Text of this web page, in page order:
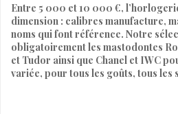
Entre 5 000 et 10 000 €,
dimension : calibres manufacture,
noms qui font référence. Notre
obligatoirement les mastodontes
et Tudor ainsi que Chanel et IWC
variée, pour tous les goûts, tous les